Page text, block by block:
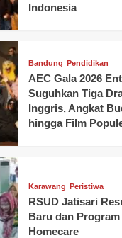
Indonesia
Bandung Pendidikan
AEC Gala 2026
Suguhkan Tiga
Inggris, Angkat
hingga Film
Karawang Peristiwa
RSUD Jatisari
Baru dan
Homecare